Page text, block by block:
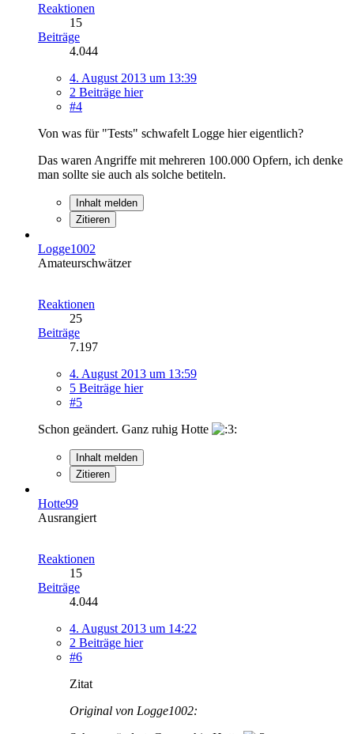
Reaktionen
15
Beiträge
4.044
4. August 2013 um 13:39
2 Beiträge hier
#4
Von was für "Tests" schwafelt Logge hier eigentlich?
Das waren Angriffe mit mehreren 100.000 Opfern, ich denke
man sollte sie auch als solche betiteln.
Inhalt melden
Zitieren
Logge1002
Amateurschwätzer
Reaktionen
25
Beiträge
7.197
4. August 2013 um 13:59
5 Beiträge hier
#5
Schon geändert. Ganz ruhig Hotte
Inhalt melden
Zitieren
Hotte99
Ausrangiert
Reaktionen
15
Beiträge
4.044
4. August 2013 um 14:22
2 Beiträge hier
#6
Zitat
Original von Logge1002: